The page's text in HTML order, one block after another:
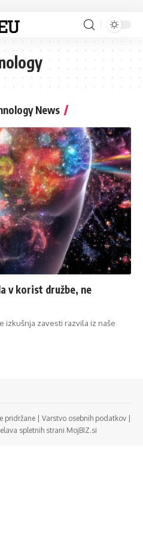
News
v korist družbe, ne
izkušnja zavesti razvila iz naše
pridržane | Varstvo osebnih podatkov
spletnih strani MojBIZ.si